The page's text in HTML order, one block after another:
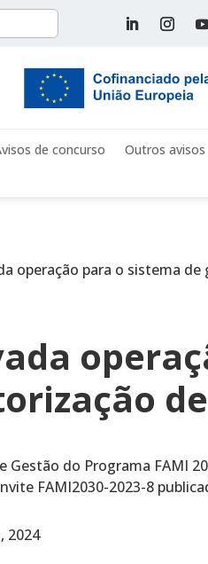
de concurso Outros avisos
operação para o sistema
Gestão do Programa FAMI
FAMI2030-2023-8
2024